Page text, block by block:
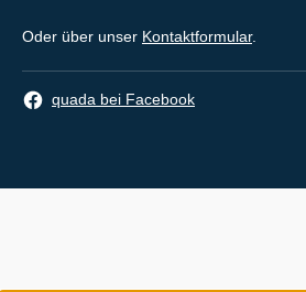
Oder über unser Kontaktformular.
quada bei Facebook